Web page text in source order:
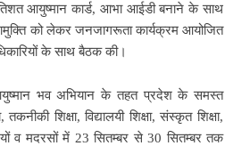
आयुष्मान कार्ड, आभा आईडी बनाने के साथ
को लेकर जनजागरूता कार्यक्रम आयोजित
के साथ बैठक की।
भव अभियान के तहत प्रदेश के समस्त
शिक्षा, विद्यालयी शिक्षा, संस्कृत शिक्षा,
व मदरसों में 23 सितम्बर से 30 सितम्बर तक